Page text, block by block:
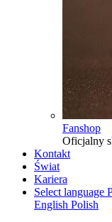
Fanshop
Oficjalny
Kontakt
Świat
Kariera
Select language
English Polish